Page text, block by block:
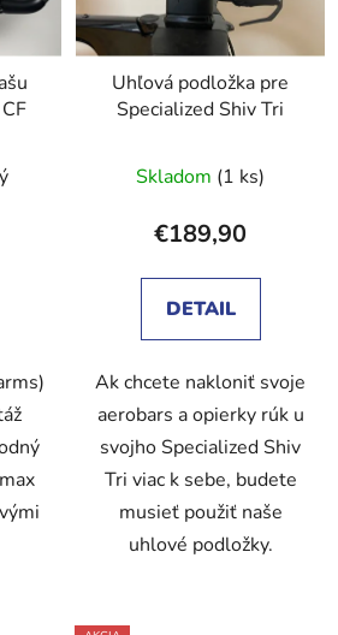
Uhľová podložka pre
Specialized Shiv Tri
Skladom (1 ks)
€189,90
DETAIL
Ak chcete nakloniť svoje
aerobars a opierky rúk u
svojho Specialized Shiv
Tri viac k sebe, budete
musieť použiť naše
uhlové podložky.